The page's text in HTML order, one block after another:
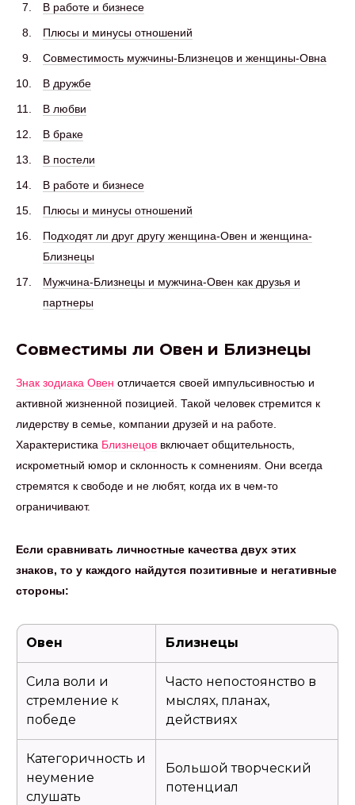
В работе и бизнесе
Плюсы и минусы отношений
Совместимость мужчины-Близнецов и женщины-Овна
В дружбе
В любви
В браке
В постели
В работе и бизнесе
Плюсы и минусы отношений
Подходят ли друг другу женщина-Овен и женщина-
Близнецы
Мужчина-Близнецы и мужчина-Овен как друзья и
партнеры
Совместимы ли Овен и Близнецы
Знак зодиака Овен отличается своей импульсивностью и
активной жизненной позицией. Такой человек стремится к
лидерству в семье, компании друзей и на работе.
Характеристика Близнецов включает общительность,
искрометный юмор и склонность к сомнениям. Они всегда
стремятся к свободе и не любят, когда их в чем-то
ограничивают.
Если сравнивать личностные качества двух этих
знаков, то у каждого найдутся позитивные и негативные
стороны:
Овен Близнецы
Сила воли и
стремление к
победе
Часто непостоянство в
мыслях, планах,
действиях
Категоричность и
неумение
слушать
Большой творческий
потенциал